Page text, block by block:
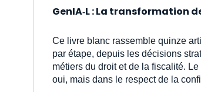
GenIA‑L : La transformation
Ce livre blanc rassemble quinze
par étape, depuis les décisions
métiers du droit et de la fiscalité.
oui, mais dans le respect de la